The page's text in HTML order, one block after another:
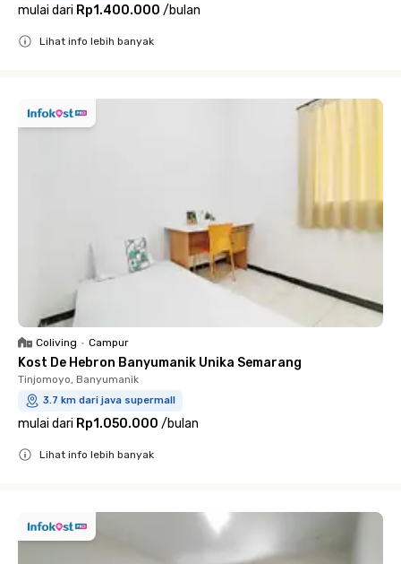
mulai dari Rp1.400.000 /bulan
Lihat info lebih banyak
Coliving • Campur
Kost De Hebron Banyumanik Unika Semarang
Tinjomoyo, Banyumanik
3.7 km dari java supermall
mulai dari Rp1.050.000 /bulan
Lihat info lebih banyak